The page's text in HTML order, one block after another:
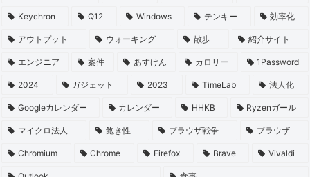
Keychron Q12 Windows テンキー 効率化
アウトプット ウォーキング 散歩 紹介サイト
エンジニア 案件 あすけん カロリー 1Password
2024 ガジェット 2023 TimeLab 法人化
Googleカレンダー カレンダー HHKB Ryzenガール
マイクロ法人 飽き性 ブラウザ戦争 ブラウザ
Chromium Chrome Firefox Brave Vivaldi